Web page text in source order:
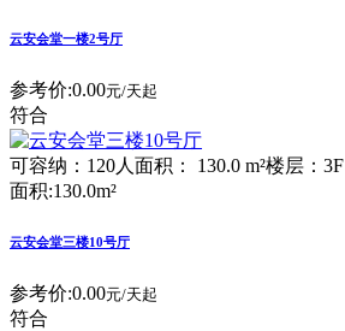
云安会堂一楼2号厅
参考价:0.00元/天起
符合
可容纳：120人 面积： 130.0 m²楼层：3F
面积:130.0m²
云安会堂三楼10号厅
参考价:0.00元/天起
符合